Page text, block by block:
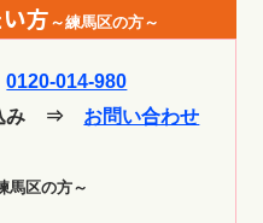
方 ～練馬区の方～
0120-014-980
込み ⇒ お問い合わせ
馬区の方～